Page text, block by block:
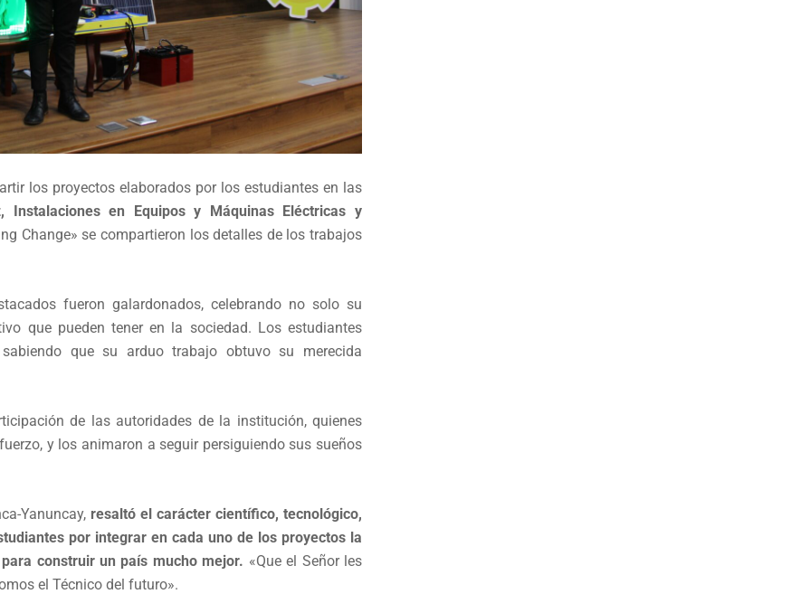
los proyectos elaborados por los estudiantes en las
Instalaciones en Equipos y Máquinas Eléctricas y
Change» se compartieron los detalles de los trabajos
fueron galardonados, celebrando no solo su
que pueden tener en la sociedad. Los estudiantes
que su arduo trabajo obtuvo su merecida
de las autoridades de la institución, quienes
y los animaron a seguir persiguiendo sus sueños
Yanuncay, resaltó el carácter científico, tecnológico,
por integrar en cada uno de los proyectos la
construir un país mucho mejor. «Que el Señor les
el Técnico del futuro».